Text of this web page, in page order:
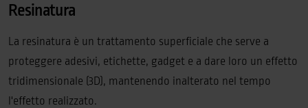
Resinatura
La resinatura è un trattamento superficiale che serve a
proteggere adesivi, etichette, gadget e a dare loro un effetto
tridimensionale (3D), mantenendo inalterato nel tempo
l'effetto realizzato.